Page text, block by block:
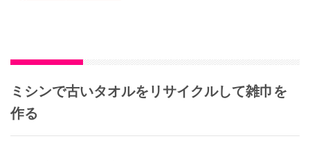
ミシンで古いタオルをリサイクルして雑巾を
作る